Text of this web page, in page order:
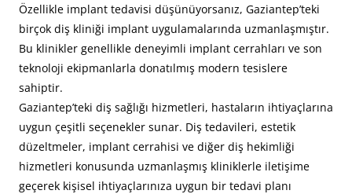
Özellikle implant tedavisi düşünüyorsanız, Gaziantep’teki
birçok diş kliniği implant uygulamalarında uzmanlaşmıştır.
Bu klinikler genellikle deneyimli implant cerrahları ve son
teknoloji ekipmanlarla donatılmış modern tesislere
sahiptir.
Gaziantep’teki diş sağlığı hizmetleri, hastaların ihtiyaçlarına
uygun çeşitli seçenekler sunar. Diş tedavileri, estetik
düzeltmeler, implant cerrahisi ve diğer diş hekimliği
hizmetleri konusunda uzmanlaşmış kliniklerle iletişime
geçerek kişisel ihtiyaçlarınıza uygun bir tedavi planı